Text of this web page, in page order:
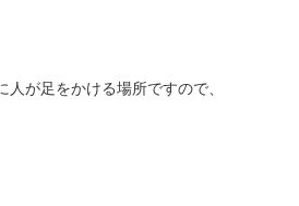
が足をかける場所ですので、